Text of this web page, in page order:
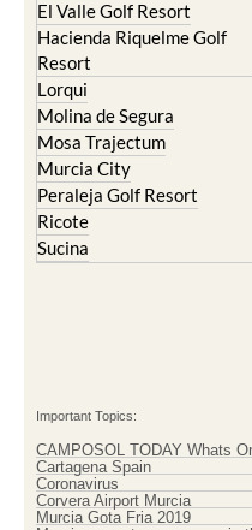
El Valle Golf Resort
Hacienda Riquelme Golf
Resort
Lorqui
Molina de Segura
Mosa Trajectum
Murcia City
Peraleja Golf Resort
Ricote
Sucina
Important Topics:
CAMPOSOL TODAY Whats
Cartagena Spain
Coronavirus
Corvera Airport Murcia
Murcia Gota Fria 2019